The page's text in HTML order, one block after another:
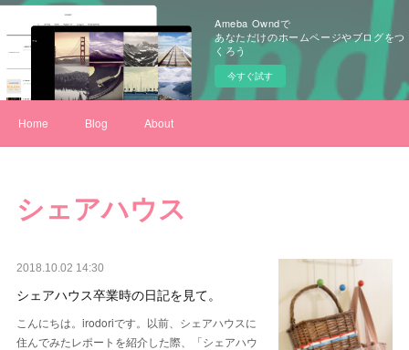
Ameba Owndで
あなただけのホームページやブログをつ
くろう
今すぐ試す
Home Blog About
シェアハウス
2018.10.02 14:30
シェアハウス卒業時の日記を見て。
こんにちは。irodoriです。以前、シェアハウスに
住んでみたレポートを紹介した際、「シェアハウ